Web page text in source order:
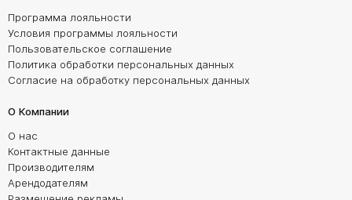
Программа лояльности
Условия программы лояльности
Пользовательское соглашение
Политика обработки персональных данных
Согласие на обработку персональных данных
О Компании
О нас
Контактные данные
Производителям
Арендодателям